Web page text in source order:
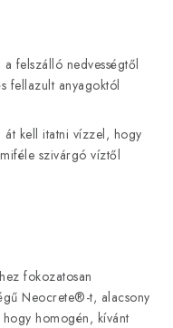
felszálló nedvességtől
fellazult anyagoktól
át kell itatni vízzel, hogy
szivárgó víztől
fokozatosan
Neocrete®-t, alacsony
homogén, kívánt